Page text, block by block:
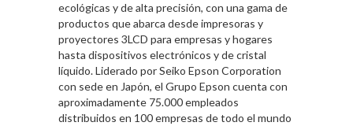
ecológicas y de alta precisión, con una gama de
productos que abarca desde impresoras y
proyectores 3LCD para empresas y hogares
hasta dispositivos electrónicos y de cristal
líquido. Liderado por Seiko Epson Corporation
con sede en Japón, el Grupo Epson cuenta con
aproximadamente 75.000 empleados
distribuidos en 100 empresas de todo el mundo